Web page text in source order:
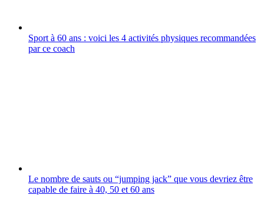
Sport à 60 ans : voici les 4 activités physiques recommandées
par ce coach
Le nombre de sauts ou “jumping jack” que vous devriez être
capable de faire à 40, 50 et 60 ans